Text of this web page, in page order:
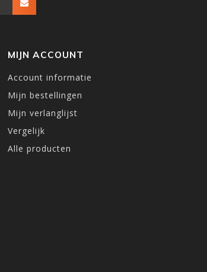
MIJN ACCOUNT
Account informatie
Mijn bestellingen
Mijn verlanglijst
Vergelijk
Alle producten